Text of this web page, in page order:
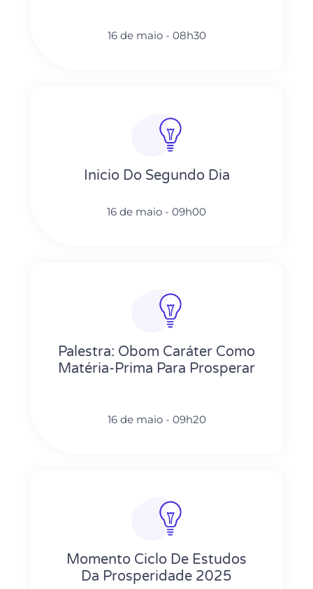
16 de maio - 08h30
Inicio Do Segundo Dia
16 de maio - 09h00
Palestra: Obom Caráter Como
Matéria-Prima Para Prosperar
16 de maio - 09h20
Momento Ciclo De Estudos
Da Prosperidade 2025